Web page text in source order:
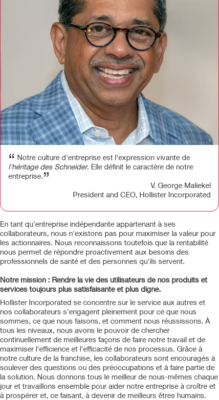
“ Notre culture d'entreprise est l'expression vivante de
l'héritage des Schneider. Elle définit le caractère de notre
entreprise.”
V. George Maliekel
President and CEO, Hollister Incorporated
En tant qu'entreprise indépendante appartenant à ses
collaborateurs, nous n'existons pas pour maximiser la valeur pour
les actionnaires. Nous reconnaissons toutefois que la rentabilité
nous permet de répondre proactivement aux besoins des
professionnels de santé et des personnes qu'ils servent.
Notre mission : Rendre la vie des utilisateurs de nos produits et
services toujours plus satisfaisante et plus digne.
Hollister Incorporated se concentre sur le service aux autres et
nos collaborateurs s'engagent pleinement pour ce que nous
sommes, ce que nous faisons, et comment nous réussissons. À
tous les niveaux, nous avons le pouvoir de chercher
continuellement de meilleures façons de faire notre travail et de
maximiser l'efficience et l'efficacité de nos processus. Grâce à
notre culture de la franchise, les collaborateurs sont encouragés à
soulever des questions ou des préoccupations et à faire partie de
la solution. Nous donnons tous le meilleur de nous-mêmes chaque
jour et travaillons ensemble pour aider notre entreprise à croître et
à prospérer et, ce faisant, à devenir de meilleurs êtres humains.